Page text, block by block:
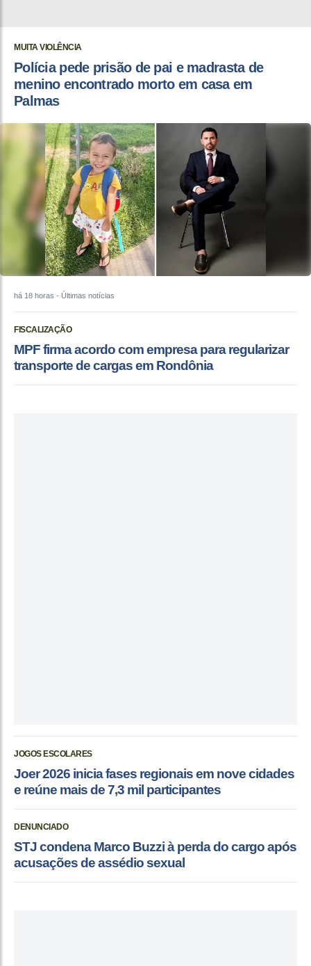
MUITA VIOLÊNCIA
Polícia pede prisão de pai e madrasta de
menino encontrado morto em casa em
Palmas
há 18 horas - Últimas notícias
FISCALIZAÇÃO
MPF firma acordo com empresa para regularizar
transporte de cargas em Rondônia
JOGOS ESCOLARES
Joer 2026 inicia fases regionais em nove cidades
e reúne mais de 7,3 mil participantes
DENUNCIADO
STJ condena Marco Buzzi à perda do cargo após
acusações de assédio sexual